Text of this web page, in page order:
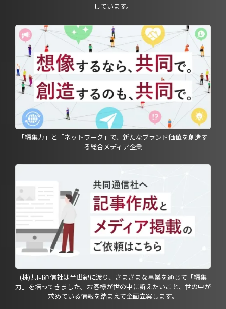
しています。
「編集力」と「ネットワーク」で、新たなブランド価値を創造す
る総合メディア企業
(株)共同通信社は半世紀に渡り、さまざまな事業を通じて「編集
力」を培ってきました。お客様が世の中に訴えたいこと、世の中が
求めている情報を踏まえて企画立案します。